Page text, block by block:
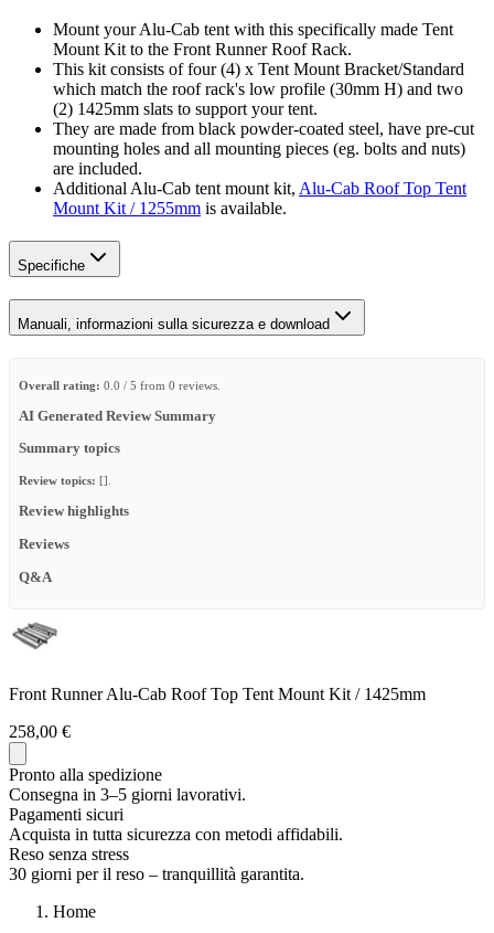
Mount your Alu-Cab tent with this specifically made Tent
Mount Kit to the Front Runner Roof Rack.
This kit consists of four (4) x Tent Mount Bracket/Standard
which match the roof rack's low profile (30mm H) and two
(2) 1425mm slats to support your tent.
They are made from black powder-coated steel, have pre-cut
mounting holes and all mounting pieces (eg. bolts and nuts)
are included.
Additional Alu-Cab tent mount kit, Alu-Cab Roof Top Tent
Mount Kit / 1255mm is available.
Specifiche
Manuali, informazioni sulla sicurezza e download
Overall rating: 0.0 / 5 from 0 reviews.
AI Generated Review Summary
Summary topics
Review topics: [].
Review highlights
Reviews
Q&A
Front Runner Alu-Cab Roof Top Tent Mount Kit / 1425mm
258,00 €
Pronto alla spedizione
Consegna in 3–5 giorni lavorativi.
Pagamenti sicuri
Acquista in tutta sicurezza con metodi affidabili.
Reso senza stress
30 giorni per il reso – tranquillità garantita.
Home